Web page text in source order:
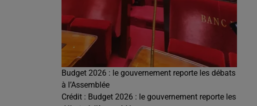
Budget 2026 : le gouvernement reporte les débats
à l’Assemblée
Crédit : Budget 2026 : le gouvernement reporte les